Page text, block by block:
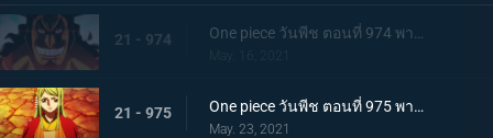
21 - 974
May. 16, 2021
21 - 975 One piece วันพีช ตอนที่ 975 พากย์ไทย ปราสาทลุกเป็นไฟ! โชคชะตาของตระกูลโคสึกิ!
May. 23, 2021